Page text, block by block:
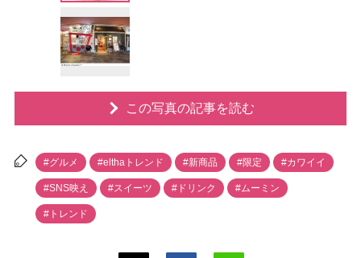
この写真の記事を読む
#グルメ #elthaトレンド #新商品 #限定 #カワイイ
#SNS映え #スイーツ #ドリンク #ムーミン
#トレンド